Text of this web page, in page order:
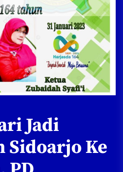
Jadi
Sidoarjo Ke